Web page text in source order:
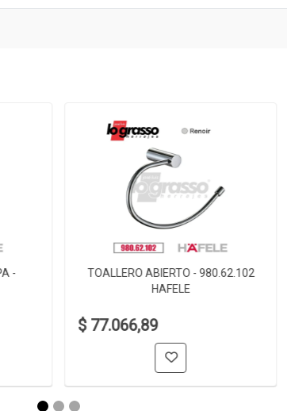
-
TOALLERO ABIERTO - 980.62.102
HAFELE
$ 77.066,89